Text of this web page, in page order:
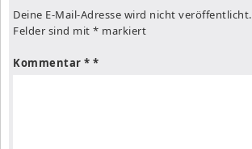
Deine E-Mail-Adresse wird nicht veröffentlicht.
Felder sind mit * markiert
Kommentar *